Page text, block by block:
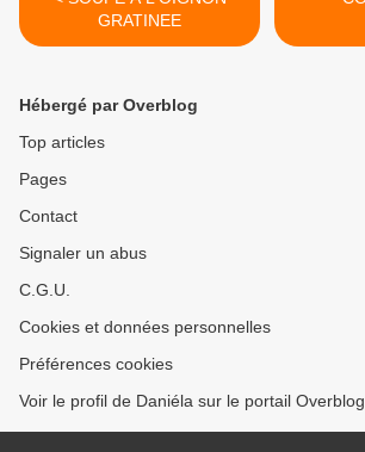
GRATINEE
Hébergé par Overblog
Top articles
Pages
Contact
Signaler un abus
C.G.U.
Cookies et données personnelles
Préférences cookies
Voir le profil de Daniéla sur le portail Overblog